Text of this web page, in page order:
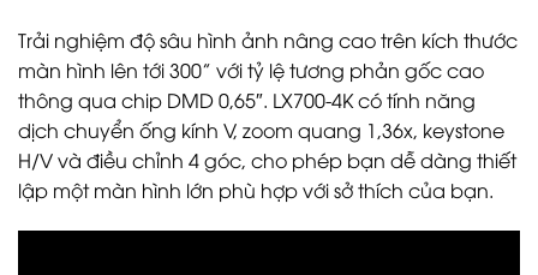
Trải nghiệm độ sâu hình ảnh nâng cao trên kích thước
màn hình lên tới 300” với tỷ lệ tương phản gốc cao
thông qua chip DMD 0,65″. LX700-4K có tính năng
dịch chuyển ống kính V, zoom quang 1,36x, keystone
H/V và điều chỉnh 4 góc, cho phép bạn dễ dàng thiết
lập một màn hình lớn phù hợp với sở thích của bạn.​